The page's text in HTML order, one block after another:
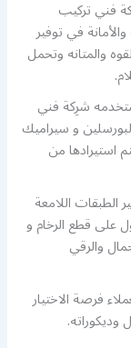
فني تركيب
في توفير
والمتانه وتحمل
شرِكة فني
و سيراميك
استيرادها من
اللامعة
على قطع الرخام و
والرقي
فرصة الاختيار
وديكوراته.